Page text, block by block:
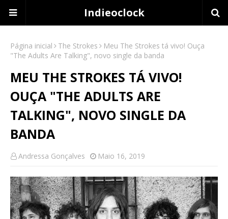
Indieoclock
Página inicial The Strokes
Meu The Strokes tá vivo! Ouça
"The Adults Are Talking", novo single da banda
MEU THE STROKES TÁ VIVO!
OUÇA "THE ADULTS ARE
TALKING", NOVO SINGLE DA
BANDA
Andressa Gonçalves Maio 16, 2019